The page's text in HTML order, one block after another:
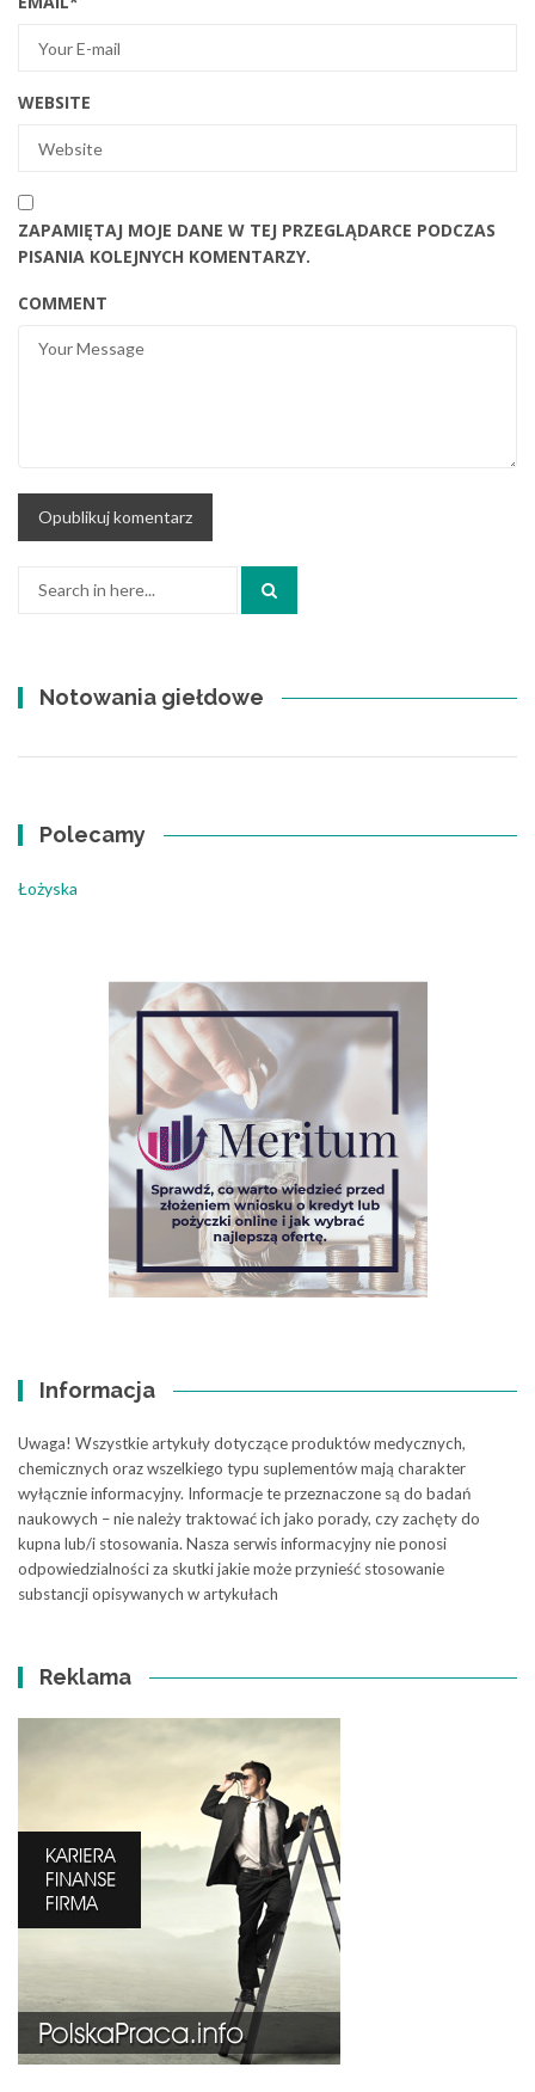
WEBSITE
ZAPAMIĘTAJ MOJE DANE W TEJ PRZEGLĄDARCE PODCZAS
PISANIA KOLEJNYCH KOMENTARZY.
COMMENT
Notowania giełdowe
Polecamy
Łożyska
Informacja
Uwaga! Wszystkie artykuły dotyczące produktów medycznych,
chemicznych oraz wszelkiego typu suplementów mają charakter
wyłącznie informacyjny. Informacje te przeznaczone są do badań
naukowych – nie należy traktować ich jako porady, czy zachęty do
kupna lub/i stosowania. Nasza serwis informacyjny nie ponosi
odpowiedzialności za skutki jakie może przynieść stosowanie
substancji opisywanych w artykułach
Reklama